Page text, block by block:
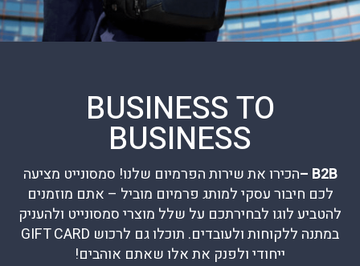
סניפים
BUSINESS TO
BUSINESS
B2B –
הכירו את שירות הפרמיום שלנו! סמסונייט מציעה
לכם חיבור עסקי למותג פרמיום מוביל – אתם מוזמנים
להטביע לוגו לבחירתכם על שלל מוצרי סמסונייט ולהעניק
במתנה ללקוחות ולעובדים. תוכלו גם לרכוש GIFT CARD
ייחודי ולפנק את אלו שאתם אוהבים!